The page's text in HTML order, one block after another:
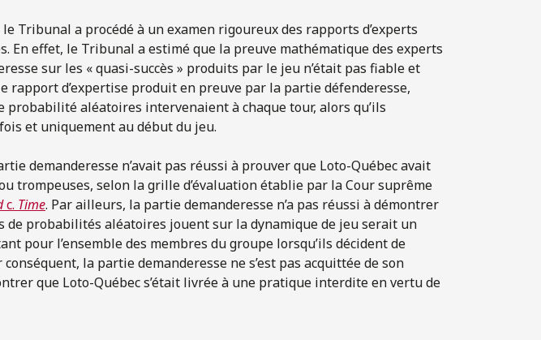
Tribunal a procédé à un examen rigoureux des rapports d’experts
En effet, le Tribunal a estimé que la preuve mathématique des experts
sur les « quasi-succès » produits par le jeu n’était pas fiable et
d’expertise produit en preuve par la partie défenderesse,
probabilité aléatoires intervenaient à chaque tour, alors qu’ils
et uniquement au début du jeu.
demanderesse n’avait pas réussi à prouver que Loto-Québec avait
trompeuses, selon la grille d’évaluation établie par la Cour suprême
c. Time. Par ailleurs, la partie demanderesse n’a pas réussi à démontrer
de probabilités aléatoires jouent sur la dynamique de jeu serait un
pour l’ensemble des membres du groupe lorsqu’ils décident de
la partie demanderesse ne s’est pas acquittée de son
que Loto-Québec s’était livrée à une pratique interdite en vertu de